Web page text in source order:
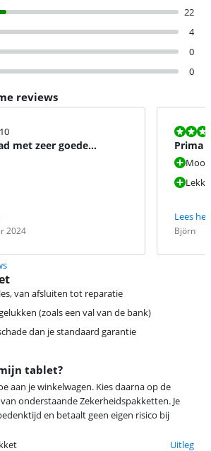
22
4
0
0
reviews
10.
met zeer goede
2024
Prima
Mooi
Lees
Björn
Datum:
van afsluiten tot reparatie
(zoals een val van de bank)
dan je standaard garantie
tablet?
aan je winkelwagen. Kies daarna op de
onderstaande Zekerheidspakketten. Je
en betaalt geen eigen risico bij
Uitleg